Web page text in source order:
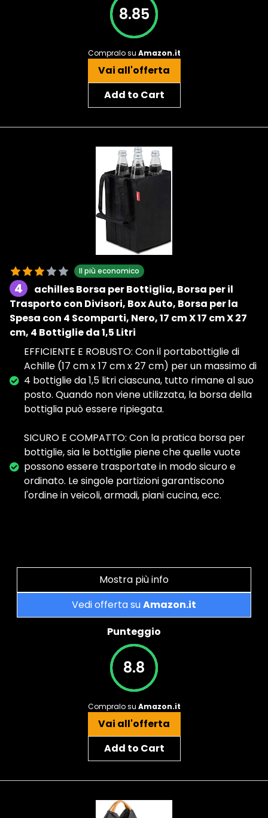
8.85
Compralo su Amazon.it
Vai all'offerta
Add to Cart
Il più economico
4
achilles Borsa per Bottiglia, Borsa per il
Trasporto con Divisori, Box Auto, Borsa per la
Spesa con 4 Scomparti, Nero, 17 cm X 17 cm X 27
cm, 4 Bottiglie da 1,5 Litri
EFFICIENTE E ROBUSTO: Con il portabottiglie di
Achille (17 cm x 17 cm x 27 cm) per un massimo di
4 bottiglie da 1,5 litri ciascuna, tutto rimane al suo
posto. Quando non viene utilizzata, la borsa della
bottiglia può essere ripiegata.
SICURO E COMPATTO: Con la pratica borsa per
bottiglie, sia le bottiglie piene che quelle vuote
possono essere trasportate in modo sicuro e
ordinato. Le singole partizioni garantiscono
l'ordine in veicoli, armadi, piani cucina, ecc.
Mostra più info
Vedi offerta suAmazon.it
Punteggio
8.8
Compralo su Amazon.it
Vai all'offerta
Add to Cart